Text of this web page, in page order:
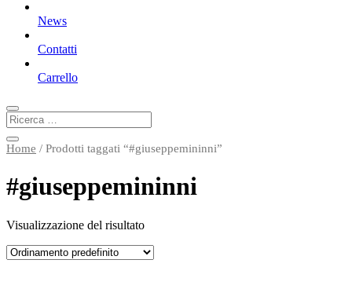
News
Contatti
Carrello
Home / Prodotti taggati “#giuseppemininni”
#giuseppemininni
Visualizzazione del risultato